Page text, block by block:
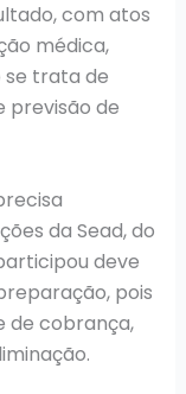
com atos
médica,
se trata de
previsão de
da Sead, do
deve
pois
de cobrança,